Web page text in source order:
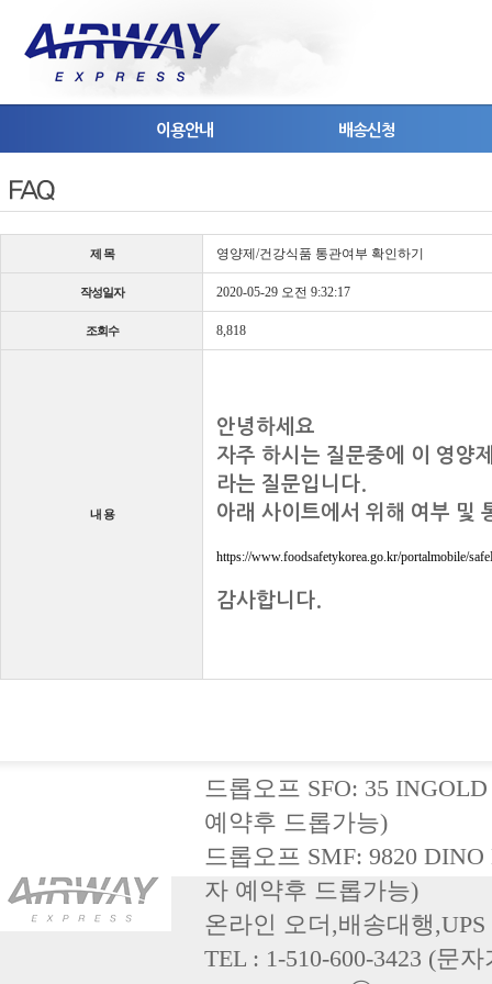
이용안내 배송신청
제목 영양제/건강식품통관여부확인하기
작성일자 2020-05-29오전9:32:17
조회수 8,818
내용
안녕하세요
자주하시는질문중에이영양
라는질문입니다.
아래사이트에서위해여부및
https://www.foodsafetykorea.go.kr/portalmobile/
감사합니다.
드롭오프
예약후드롭가능)
드롭오프
자예약후드롭가능)
온라인오더,배송대행
TEL:1-510-600-3423(문자